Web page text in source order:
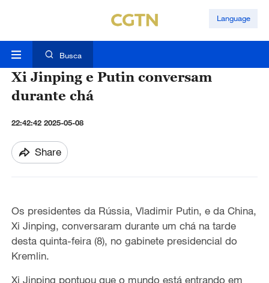
Language
Busca
Xi Jinping e Putin conversam
durante chá
22:42:42 2025-05-08
Share
Os presidentes da Rússia, Vladimir Putin, e da China,
Xi Jinping, conversaram durante um chá na tarde
desta quinta-feira (8), no gabinete presidencial do
Kremlin.
Xi Jinping pontuou que o mundo está entrando em